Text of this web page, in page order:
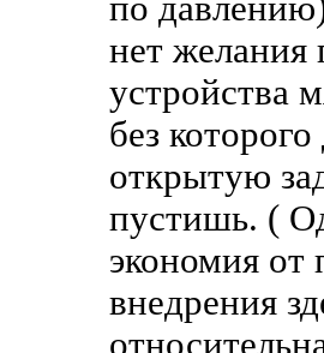
по
нет желания
устройства
без
открытую
пустишь. (
экономия от
внедрения